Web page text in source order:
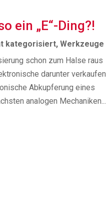
ein „E“-Ding?!
kategorisiert,Werkzeuge
schon zum Halse raus
darunter verkaufen.
Abkupferung eines
analogen Mechaniken...